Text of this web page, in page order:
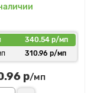
340.54 р/мп
310.96 р/мп
р/мп